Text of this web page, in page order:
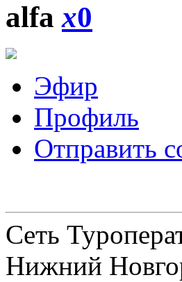
alfax0
Эфир
Профиль
Отправить
Сеть
Нижний